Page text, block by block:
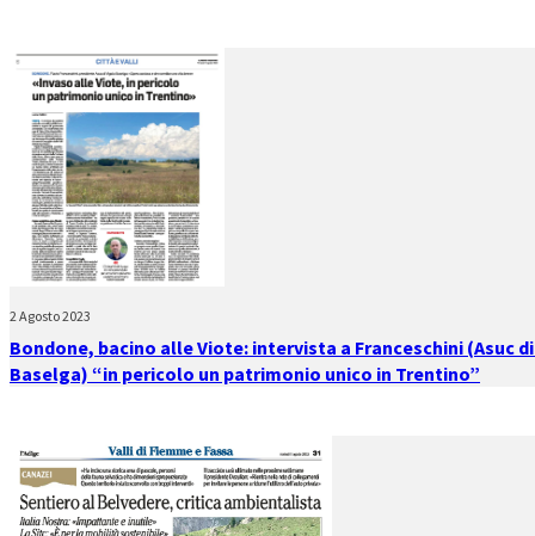
2 Agosto 2023
Bondone, bacino alle Viote: intervista a Franceschini (Asuc
Baselga) “in pericolo un patrimonio unico in Trentino”